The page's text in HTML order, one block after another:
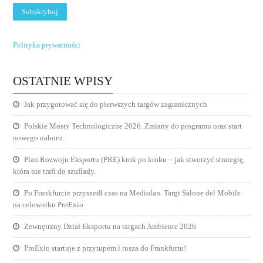
Polityka prywatności
OSTATNIE WPISY
Jak przygotować się do pierwszych targów zagranicznych
Polskie Mosty Technologiczne 2026. Zmiany do programu oraz start
nowego naboru.
Plan Rozwoju Eksportu (PRE) krok po kroku – jak stworzyć strategię,
która nie trafi do szuflady.
Po Frankfurcie przyszedł czas na Mediolan. Targi Salone del Mobile
na celowniku ProExio
Zewnętrzny Dział Eksportu na targach Ambiente 2026
ProExio startuje z przytupem i rusza do Frankfurtu!